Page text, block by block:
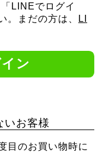
LINEでログイ
。まだの方は、
LI
いお客様
目のお買い物時に